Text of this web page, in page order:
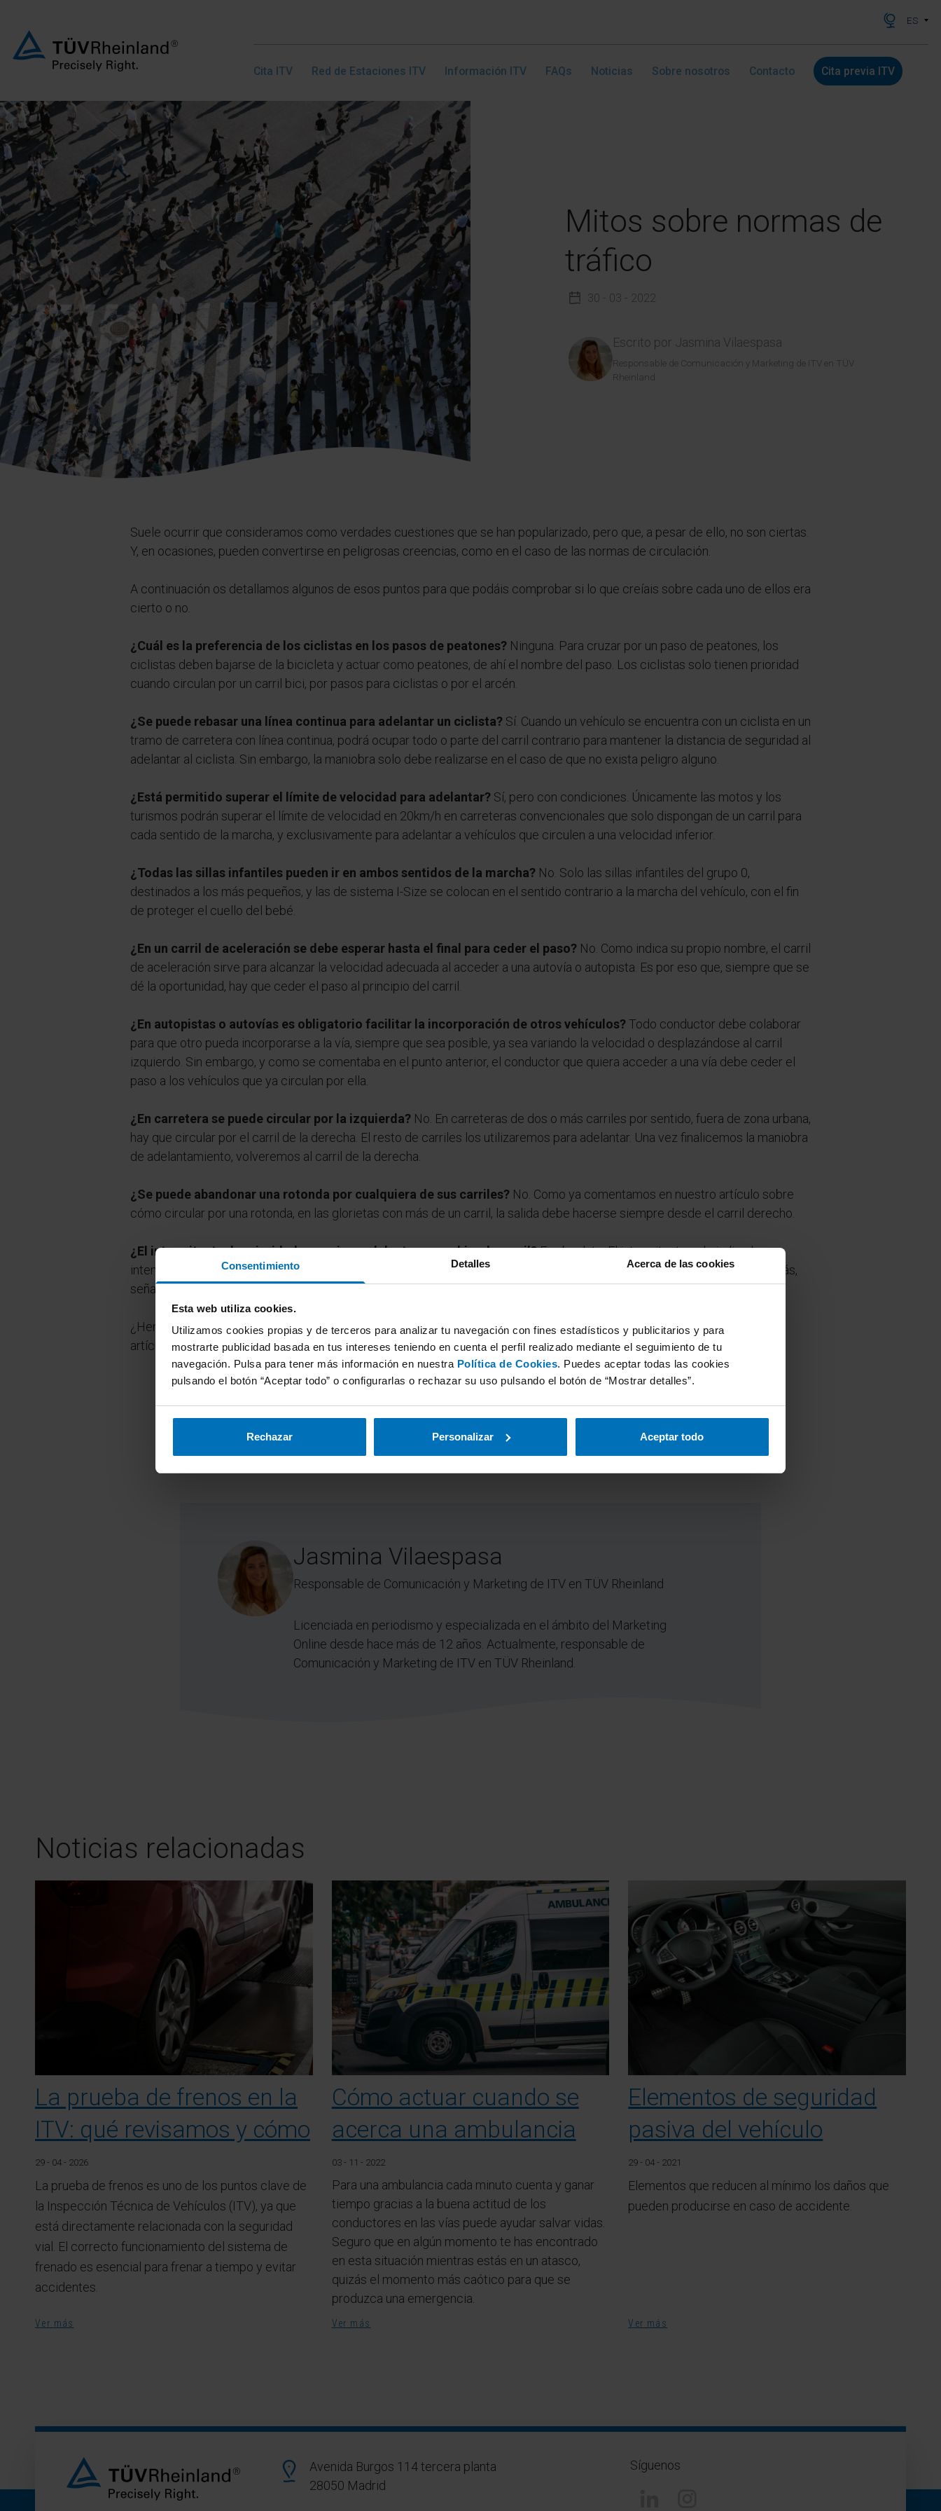
Consentimiento Detalles Acerca de las cookies
Esta web utiliza cookies.
Utilizamos cookies propias y de terceros para analizar tu navegación con fines estadísticos y publicitarios y para
mostrarte publicidad basada en tus intereses teniendo en cuenta el perfil realizado mediante el seguimiento de tu
navegación. Pulsa para tener más información en nuestra Política de Cookies. Puedes aceptar todas las cookies
pulsando el botón “Aceptar todo” o configurarlas o rechazar su uso pulsando el botón de “Mostrar detalles”.
Rechazar Personalizar Aceptar todo
ES
Cita ITV Red de Estaciones ITV Información ITV FAQs Noticias Sobre nosotros Contacto Cita previa ITV
Mitos sobre normas de
tráfico
30 - 03 - 2022
Escrito por Jasmina Vilaespasa
Responsable de Comunicación y Marketing de ITV en TÜV
Rheinland
Suele ocurrir que consideramos como verdades cuestiones que se han popularizado, pero que, a pesar de ello, no son ciertas.
Y, en ocasiones, pueden convertirse en peligrosas creencias, como en el caso de las normas de circulación.
A continuación os detallamos algunos de esos puntos para que podáis comprobar si lo que creíais sobre cada uno de ellos era
cierto o no.
¿Cuál es la preferencia de los ciclistas en los pasos de peatones? Ninguna. Para cruzar por un paso de peatones, los
ciclistas deben bajarse de la bicicleta y actuar como peatones, de ahí el nombre del paso. Los ciclistas solo tienen prioridad
cuando circulan por un carril bici, por pasos para ciclistas o por el arcén.
¿Se puede rebasar una línea continua para adelantar un ciclista? Sí. Cuando un vehículo se encuentra con un ciclista en un
tramo de carretera con línea continua, podrá ocupar todo o parte del carril contrario para mantener la distancia de seguridad al
adelantar al ciclista. Sin embargo, la maniobra solo debe realizarse en el caso de que no exista peligro alguno.
¿Está permitido superar el límite de velocidad para adelantar? Sí, pero con condiciones. Únicamente las motos y los
turismos podrán superar el límite de velocidad en 20km/h en carreteras convencionales que solo dispongan de un carril para
cada sentido de la marcha, y exclusivamente para adelantar a vehículos que circulen a una velocidad inferior.
¿Todas las sillas infantiles pueden ir en ambos sentidos de la marcha? No. Solo las sillas infantiles del grupo 0,
destinados a los más pequeños, y las de sistema I-Size se colocan en el sentido contrario a la marcha del vehículo, con el fin
de proteger el cuello del bebé.
¿En un carril de aceleración se debe esperar hasta el final para ceder el paso? No. Como indica su propio nombre, el carril
de aceleración sirve para alcanzar la velocidad adecuada al acceder a una autovía o autopista. Es por eso que, siempre que se
dé la oportunidad, hay que ceder el paso al principio del carril.
¿En autopistas o autovías es obligatorio facilitar la incorporación de otros vehículos?Todo conductor debe colaborar
para que otro pueda incorporarse a la vía, siempre que sea posible, ya sea variando la velocidad o desplazándose al carril
izquierdo. Sin embargo, y como se comentaba en el punto anterior, el conductor que quiera acceder a una vía debe ceder el
paso a los vehículos que ya circulan por ella.
¿En carretera se puede circular por la izquierda? No. En carreteras de dos o más carriles por sentido, fuera de zona urbana,
hay que circular por el carril de la derecha. El resto de carriles los utilizaremos para adelantar. Una vez finalicemos la maniobra
de adelantamiento, volveremos al carril de la derecha.
¿Se puede abandonar una rotonda por cualquiera de sus carriles? No. Como ya comentamos en nuestro artículo sobre
cómo circular por una rotonda, en las glorietas con más de un carril, la salida debe hacerse siempre desde el carril derecho.
¿El intermitente da prioridad para girar, adelantar o cambiar de carril?En absoluto. El intermitente solo indica la
intención de maniobra. Únicamente otorga la prioridad cuando dos vehículos que circulan en línea, uno delante y otro detrás,
señalizan a la vez su intención de maniobrar. En este caso tiene preferencia el primero de ellos.
¿Hemos resuelto tus dudas sobre estas normas de circulación? ¿Corresponden a lo que tú pensabas antes de leer este
artículo?
Concertar cita ITV
Jasmina Vilaespasa
Responsable de Comunicación y Marketing de ITV en TÜV Rheinland
Licenciada en periodismo y especializada en el ámbito del Marketing
Online desde hace más de 12 años. Actualmente, responsable de
Comunicación y Marketing de ITV en TÜV Rheinland.
Noticias relacionadas
La prueba de frenos en la
ITV: qué revisamos y cómo
29 - 04 - 2026
La prueba de frenos es uno de los puntos clave de
la Inspección Técnica de Vehículos (ITV), ya que
está directamente relacionada con la seguridad
vial. El correcto funcionamiento del sistema de
frenado es esencial para frenar a tiempo y evitar
accidentes.
Ver más
Cómo actuar cuando se
acerca una ambulancia
03 - 11 - 2022
Para una ambulancia cada minuto cuenta y ganar
tiempo gracias a la buena actitud de los
conductores en las vías puede ayudar salvar vidas.
Seguro que en algún momento te has encontrado
en esta situación mientras estás en un atasco,
quizás el momento más caótico para que se
produzca una emergencia.
Ver más
Elementos de seguridad
pasiva del vehículo
29 - 04 - 2021
Elementos que reducen al mínimo los daños que
pueden producirse en caso de accidente.
Ver más
Avenida Burgos 114 tercera planta
28050 Madrid
Síguenos